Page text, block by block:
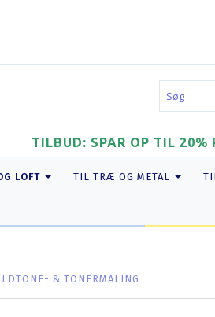
TILBUD: SPAR OP TIL
LOFT TIL TRÆ OG METAL
& TONERMALING